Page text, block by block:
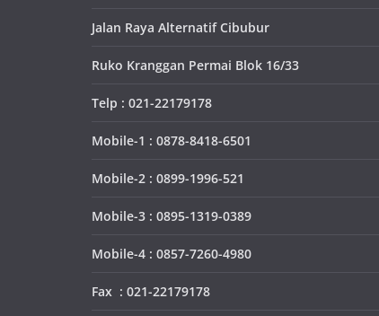
Jalan Raya Alternatif Cibubur
Ruko Kranggan Permai Blok 16/33
Telp : 021-22179178
Mobile-1 : 0878-8418-6501
Mobile-2 : 0899-1996-521
Mobile-3 : 0895-1319-0389
Mobile-4 : 0857-7260-4980
Fax : 021-22179178